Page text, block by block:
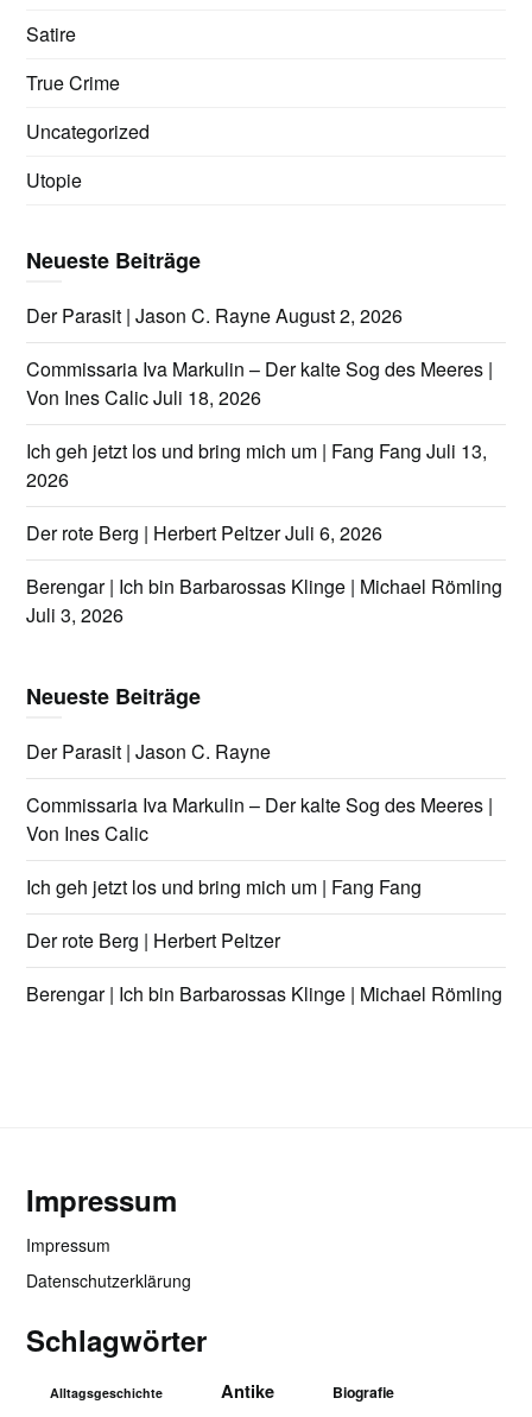
Satire
True Crime
Uncategorized
Utopie
Neueste Beiträge
Der Parasit | Jason C. RayneAugust 2, 2026
Commissaria Iva Markulin – Der kalte Sog des Meeres |
Von Ines CalicJuli 18, 2026
Ich geh jetzt los und bring mich um | Fang Fang Juli 13,
2026
Der rote Berg | Herbert PeltzerJuli 6, 2026
Berengar | Ich bin Barbarossas Klinge | Michael Römling
Juli 3, 2026
Neueste Beiträge
Der Parasit | Jason C. Rayne
Commissaria Iva Markulin – Der kalte Sog des Meeres |
Von Ines Calic
Ich geh jetzt los und bring mich um | Fang Fang
Der rote Berg | Herbert Peltzer
Berengar | Ich bin Barbarossas Klinge | Michael Römling
Impressum
Impressum
Datenschutzerklärung
Schlagwörter
Alltagsgeschichte Antike Biografie